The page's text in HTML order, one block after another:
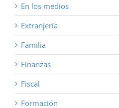
En los medios
Extranjería
Familia
Finanzas
Fiscal
Formación